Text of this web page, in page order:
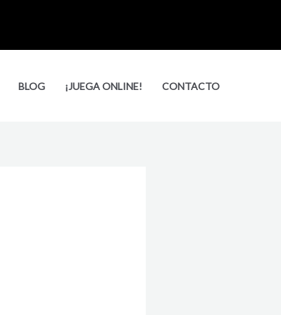
BLOG ¡JUEGA ONLINE! CONTACTO